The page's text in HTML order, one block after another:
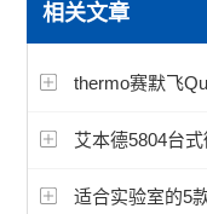
USHIO牛尾检查光源
显微镜相机
徕卡Mateo TL倒置
孚约显微镜摄像头
相关文章
thermo赛默飞
艾本德5804台
适合实验室的5